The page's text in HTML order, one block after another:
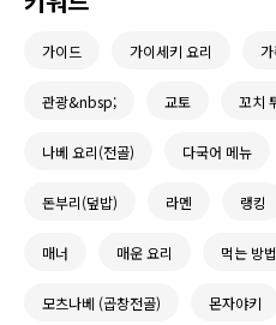
가이드 가이세키 요리
관광&nbsp; 교토 꼬치
나베 요리(전골) 다국어 메뉴
돈부리(덮밥) 라멘 랭킹
매너 매운 요리 먹는 방법
모츠나베 (곱창전골) 몬자야키